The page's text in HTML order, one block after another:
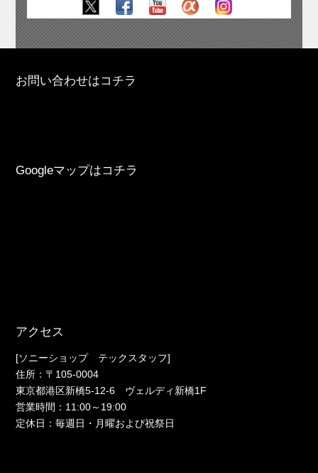
お問い合わせはコチラ
Googleマップはコチラ
アクセス
[ソニーショップ テックスタッフ]
住所：〒105-0004
東京都港区新橋5-12-6 ヴェルディ新橋1F
営業時間：11:00～19:00
定休日：毎週日・月曜および祝祭日